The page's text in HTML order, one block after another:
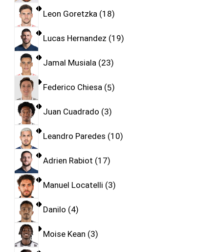
Leon Goretzka 18
Lucas Hernandez 19
Jamal Musiala 23
Federico Chiesa 5
Juan Cuadrado 3
Leandro Paredes 10
Adrien Rabiot 17
Manuel Locatelli 3
Danilo 4
Moise Kean 3